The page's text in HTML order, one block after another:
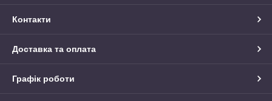
Контакти
Доставка та оплата
Графік роботи